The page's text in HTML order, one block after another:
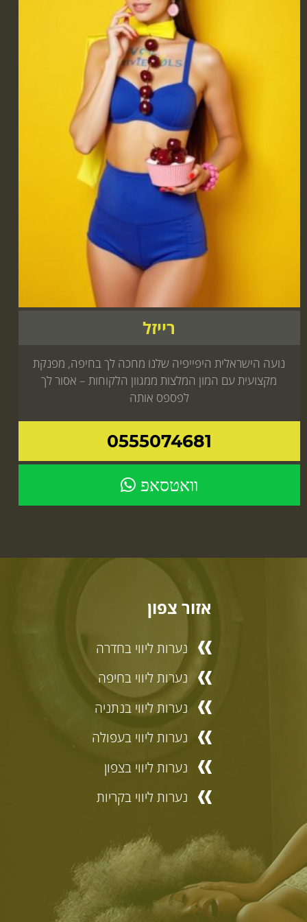
רייזל
נועה הישראלית היפייפיה שלנו מחכה לך בחיפה, מפנקת
מקצועית עם המון המלצות ממגוון הלקוחות – אסור לך
לפספס אותה
0555074681
וואטסאפ
אזור צפון
נערות ליווי בחדרה
נערות ליווי בחיפה
נערות ליווי בנתניה
נערות ליווי בעפולה
נערות ליווי בצפון
נערות ליווי בקריות